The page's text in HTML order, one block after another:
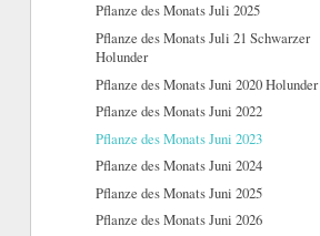
Pflanze des Monats Juli 2025
Pflanze des Monats Juli 21 Schwarzer
Holunder
Pflanze des Monats Juni 2020 Holunder
Pflanze des Monats Juni 2022
Pflanze des Monats Juni 2023
Pflanze des Monats Juni 2024
Pflanze des Monats Juni 2025
Pflanze des Monats Juni 2026